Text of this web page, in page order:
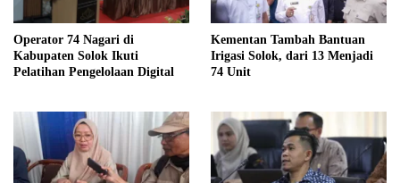
Operator 74 Nagari di
Kabupaten Solok Ikuti
Pelatihan Pengelolaan Digital
Kementan Tambah Bantuan
Irigasi Solok, dari 13 Menjadi
74 Unit